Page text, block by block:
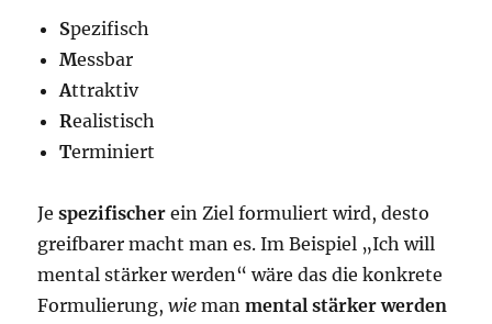
Spezifisch
Messbar
Attraktiv
Realistisch
Terminiert
Jespezifischer ein Ziel formuliert wird, desto
greifbarer macht man es. Im Beispiel „Ich will
mental stärker werden“ wäre das die konkrete
Formulierung,wie manmental stärker werden